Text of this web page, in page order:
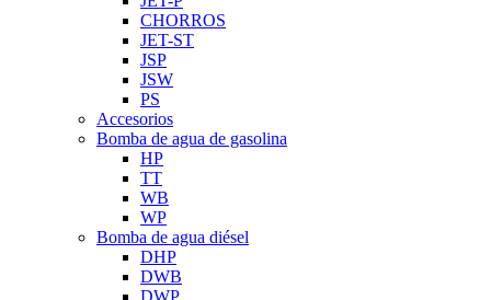
CHORROS
JET-ST
JSP
JSW
PS
Accesorios
Bomba de agua de gasolina
HP
TT
WB
WP
Bomba de agua diésel
DHP
DWB
DWP